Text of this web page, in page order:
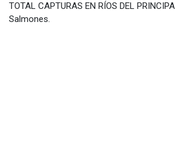
TOTAL CAPTURAS EN RÍOS DEL
Salmones.